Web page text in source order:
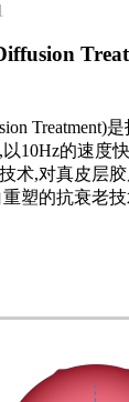
Treatment)是
10Hz的速度
术,对真皮层
塑的抗衰老